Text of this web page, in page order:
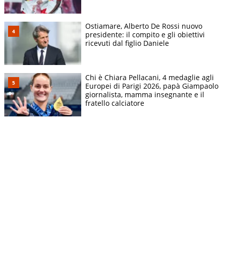
Ostiamare, Alberto De Rossi nuovo
presidente: il compito e gli obiettivi
ricevuti dal figlio Daniele
Chi è Chiara Pellacani, 4 medaglie agli
Europei di Parigi 2026, papà Giampaolo
giornalista, mamma insegnante e il
fratello calciatore